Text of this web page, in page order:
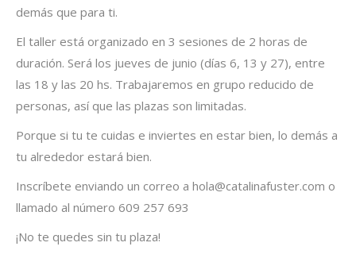
demás que para ti.
El taller está organizado en 3 sesiones de 2 horas de
duración. Será los jueves de junio (días 6, 13 y 27), entre
las 18 y las 20 hs. Trabajaremos en grupo reducido de
personas, así que las plazas son limitadas.
Porque si tu te cuidas e inviertes en estar bien, lo demás a
tu alrededor estará bien.
Inscríbete enviando un correo a hola@catalinafuster.com o
llamado al número 609 257 693
¡No te quedes sin tu plaza!